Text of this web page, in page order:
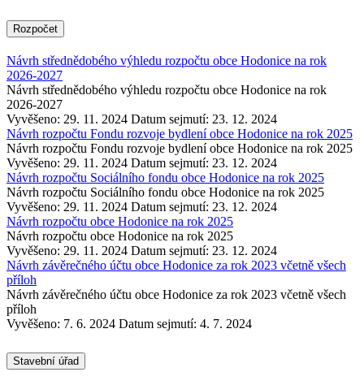
Rozpočet
Návrh střednědobého výhledu rozpočtu obce Hodonice na rok
2026-2027
Návrh střednědobého výhledu rozpočtu obce Hodonice na rok
2026-2027
Vyvěšeno: 29. 11. 2024 Datum sejmutí: 23. 12. 2024
Návrh rozpočtu Fondu rozvoje bydlení obce Hodonice na rok 2025
Návrh rozpočtu Fondu rozvoje bydlení obce Hodonice na rok 2025
Vyvěšeno: 29. 11. 2024 Datum sejmutí: 23. 12. 2024
Návrh rozpočtu Sociálního fondu obce Hodonice na rok 2025
Návrh rozpočtu Sociálního fondu obce Hodonice na rok 2025
Vyvěšeno: 29. 11. 2024 Datum sejmutí: 23. 12. 2024
Návrh rozpočtu obce Hodonice na rok 2025
Návrh rozpočtu obce Hodonice na rok 2025
Vyvěšeno: 29. 11. 2024 Datum sejmutí: 23. 12. 2024
Návrh závěrečného účtu obce Hodonice za rok 2023 včetně všech
příloh
Návrh závěrečného účtu obce Hodonice za rok 2023 včetně všech
příloh
Vyvěšeno: 7. 6. 2024 Datum sejmutí: 4. 7. 2024
Stavební úřad